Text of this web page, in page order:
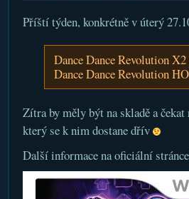
Příští týden, konkrétně v úterý
Dance Dance Revolution
Dance Dance Revolution
Zítra by měly být na skladě a
který se k nim dostane dřív
Další informace na oficiální stránce